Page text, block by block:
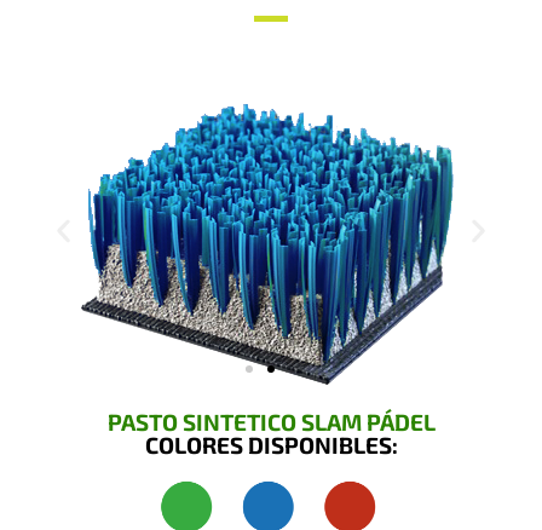
PASTO SINTETICO SLAM PÁDEL
COLORES DISPONIBLES: